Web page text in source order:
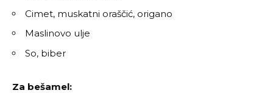
Cimet, muskatni oraščić, origano
Maslinovo ulje
So, biber
Za bešamel: